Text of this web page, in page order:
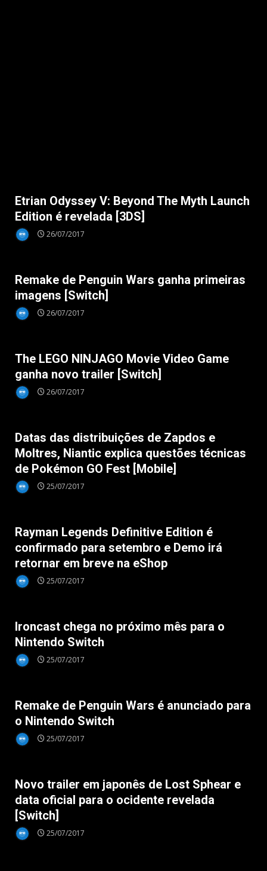
Etrian Odyssey V: Beyond The Myth Launch
Edition é revelada [3DS]
26/07/2017
Remake de Penguin Wars ganha primeiras
imagens [Switch]
26/07/2017
The LEGO NINJAGO Movie Video Game
ganha novo trailer [Switch]
26/07/2017
Datas das distribuições de Zapdos e
Moltres, Niantic explica questões técnicas
de Pokémon GO Fest [Mobile]
25/07/2017
Rayman Legends Definitive Edition é
confirmado para setembro e Demo irá
retornar em breve na eShop
25/07/2017
Ironcast chega no próximo mês para o
Nintendo Switch
25/07/2017
Remake de Penguin Wars é anunciado para
o Nintendo Switch
25/07/2017
Novo trailer em japonês de Lost Sphear e
data oficial para o ocidente revelada
[Switch]
25/07/2017